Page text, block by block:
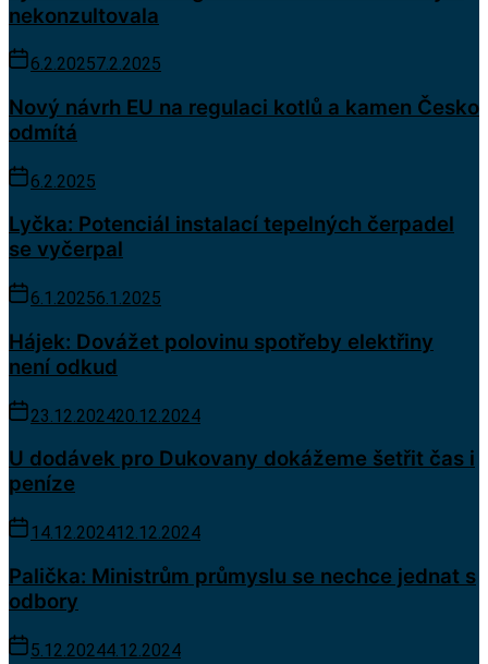
nekonzultovala
6.2.20257.2.2025
Nový návrh EU na regulaci kotlů a kamen Česko
odmítá
6.2.2025
Lyčka: Potenciál instalací tepelných čerpadel
se vyčerpal
6.1.20256.1.2025
Hájek: Dovážet polovinu spotřeby elektřiny
není odkud
23.12.202420.12.2024
U dodávek pro Dukovany dokážeme šetřit čas i
peníze
14.12.202412.12.2024
Palička: Ministrům průmyslu se nechce jednat s
odbory
5.12.20244.12.2024